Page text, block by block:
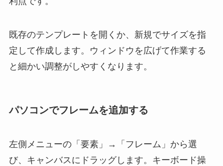
既存のテンプレートを開くか、新規でサイズを指
定して作成します。ウィンドウを広げて作業する
と細かい調整がしやすくなります。
パソコンでフレームを追加する
左側メニューの「要素」→「フレーム」から選
び、キャンバスにドラッグします。キーボード操